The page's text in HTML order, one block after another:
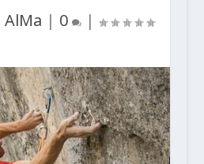
AlMa | 0 |